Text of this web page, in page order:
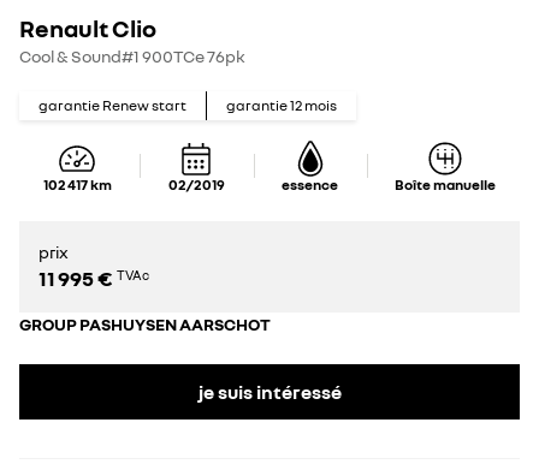
Renault Clio
Cool & Sound#1 900TCe 76pk
garantie Renew start garantie12 mois
102 417km 02/2019 essence Boîte manuelle
prix
11 995 € TVAc
GROUP PASHUYSEN AARSCHOT
je suis intéressé